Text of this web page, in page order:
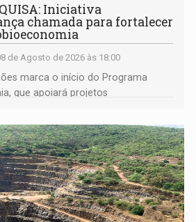
Iniciativa
chamada para fortalecer
de Agosto de 2026 às 18:00
marca o início do Programa
que apoiará projetos
poderá ser feita até 1º de